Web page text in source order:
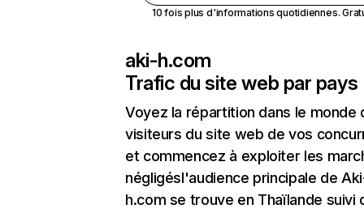
10 fois plus d'informations quotidiennes.
aki-h.com
Trafic du site web par pays
Voyez la répartition dans le monde
visiteurs du site web de vos
et commencez à exploiter les
négligésl'audience principale de
h.com se trouve en Thaïlande suivi